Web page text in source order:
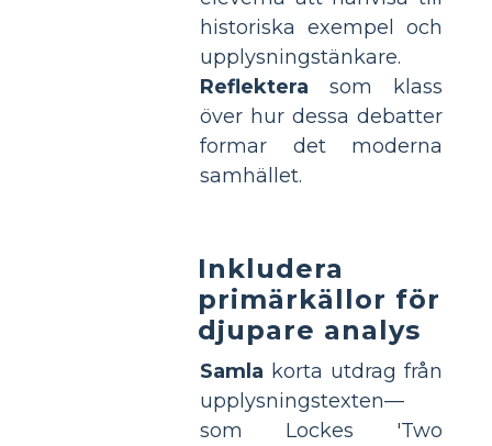
historiska exempel och
upplysningstänkare.
Reflektera som klass
över hur dessa debatter
formar det moderna
samhället.
Inkludera
primärkällor för
djupare analys
Samla korta utdrag från
upplysningstexten—
som Lockes 'Two